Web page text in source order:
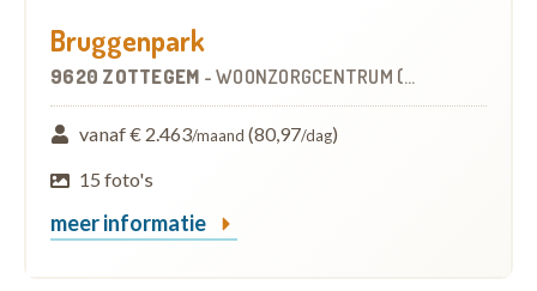
Bruggenpark
9620 ZOTTEGEM - WOONZORGCENTRUM (WZC)
vanaf € 2.463/maand (80,97/dag)
15 foto's
meer informatie